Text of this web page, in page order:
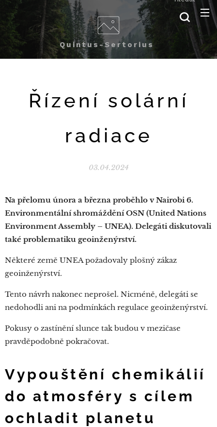
Quintus-Sertorius
Řízení solární
radiace
03.04.2024
Na přelomu února a března proběhlo v Nairobi 6.
Environmentální shromáždění OSN (United Nations
Environment Assembly – UNEA). Delegáti diskutovali
také problematiku geoinženýrství.
Některé země UNEA požadovaly plošný zákaz
geoinženýrství.
Tento návrh nakonec neprošel. Nicméně, delegáti se
nedohodli ani na podmínkách regulace geoinženýrství.
Pokusy o zastínění slunce tak budou v mezičase
pravděpodobně pokračovat.
Vypouštění chemikálií
do atmosféry s cílem
ochladit planetu